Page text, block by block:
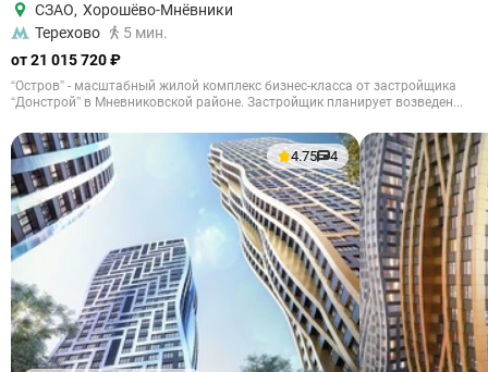
СЗАО, Хорошёво-Мнёвники
Терехово
5 мин.
от 21 015 720 ₽
“Остров” - масштабный жилой комплекс бизнес-класса от застройщика
“Донстрой” в Мневниковской районе. Застройщик планирует возведен...
4.75 4